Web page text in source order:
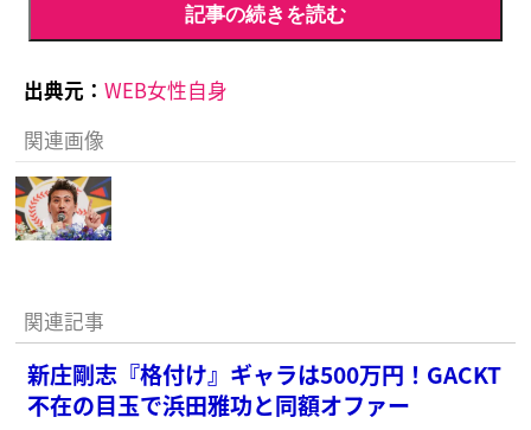
記事の続きを読む
出典元： WEB女性自身
関連画像
関連記事
新庄剛志『格付け』ギャラは500万円！GACKT
不在の目玉で浜田雅功と同額オファー